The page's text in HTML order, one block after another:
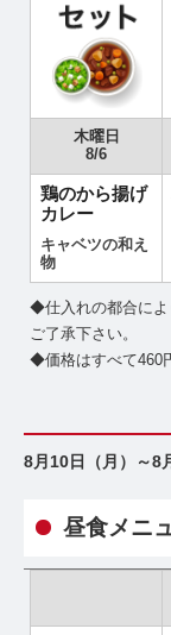
木曜日
8/6
鶏のから揚げ
カレー
キャベツの和え
物
◆仕入れの都合によ
ご了承下さい。
◆価格はすべて460
8月10日（月）～8
昼食メニ